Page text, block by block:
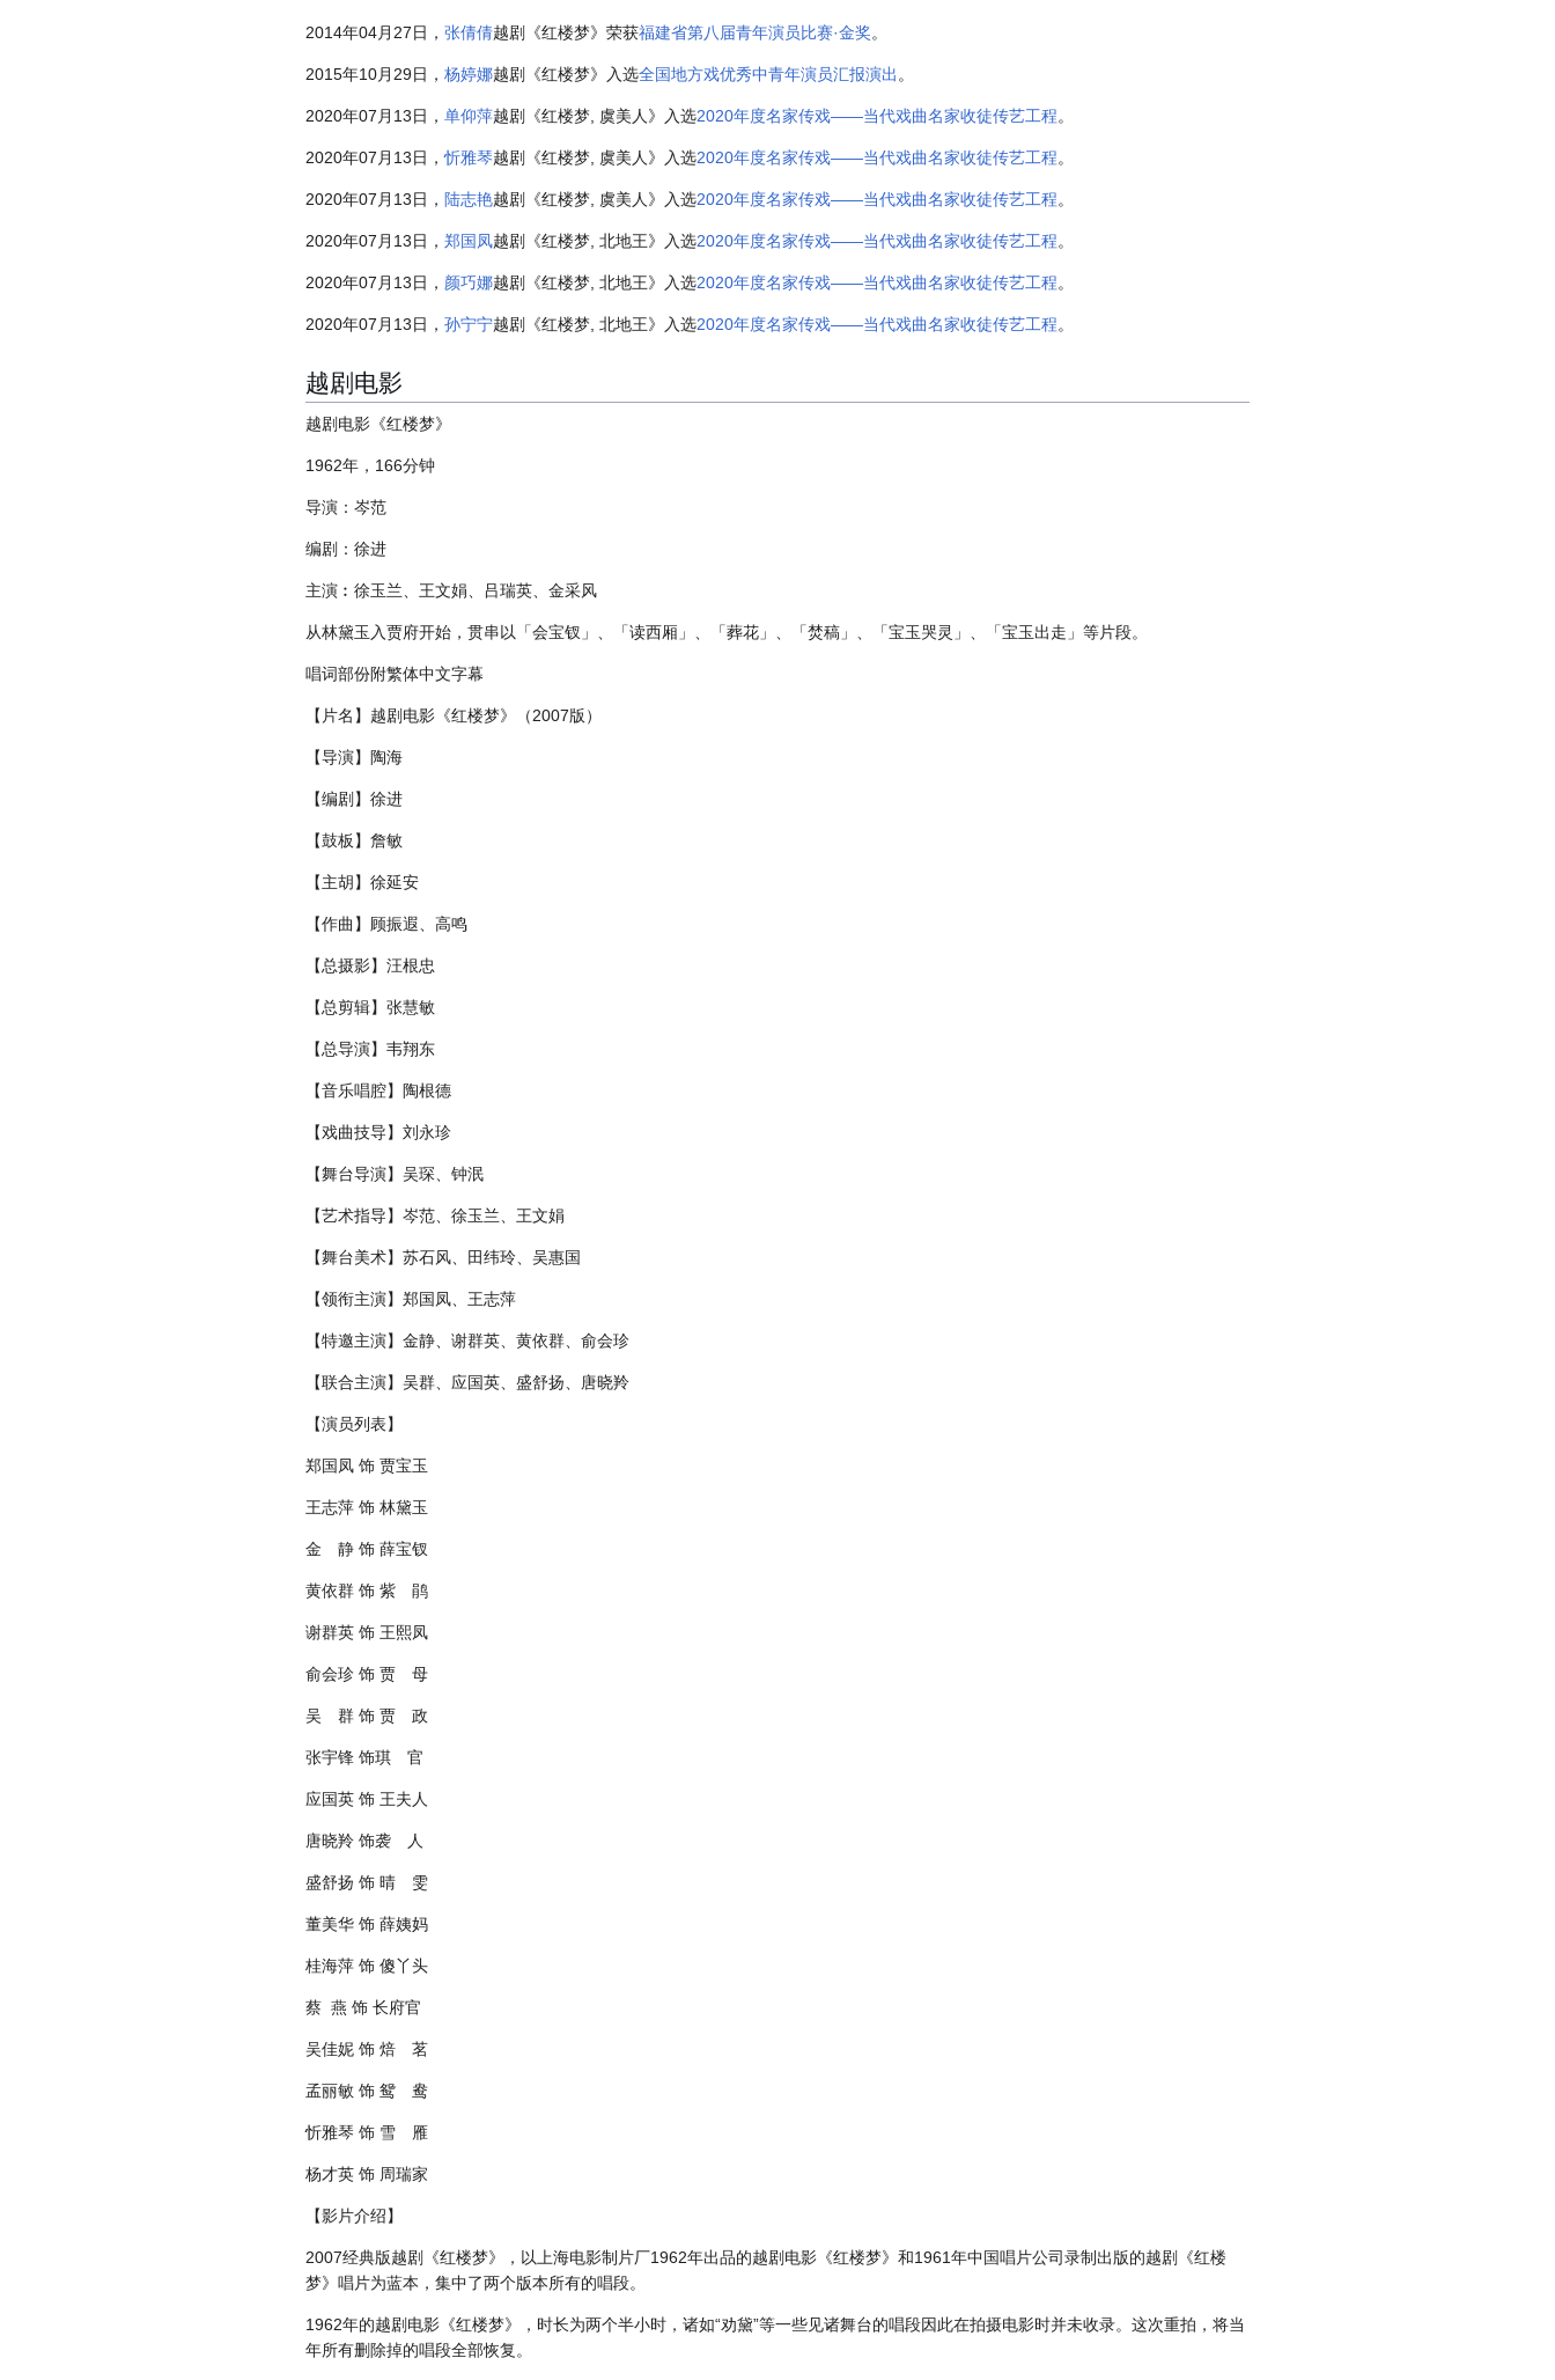
2014年04月27日， 张倩倩越剧《红楼梦》荣获福建省第八届青年演员比赛·金奖。
2015年10月29日， 杨婷娜越剧《红楼梦》入选全国地方戏优秀中青年演员汇报演出。
2020年07月13日， 单仰萍越剧《红楼梦, 虞美人》入选2020年度名家传戏——当代戏曲名家收徒传艺工程。
2020年07月13日，忻雅琴越剧《红楼梦, 虞美人》入选2020年度名家传戏——当代戏曲名家收徒传艺工程。
2020年07月13日， 陆志艳越剧《红楼梦, 虞美人》入选2020年度名家传戏——当代戏曲名家收徒传艺工程。
2020年07月13日， 郑国凤越剧《红楼梦, 北地王》入选2020年度名家传戏——当代戏曲名家收徒传艺工程。
2020年07月13日， 颜巧娜越剧《红楼梦, 北地王》入选2020年度名家传戏——当代戏曲名家收徒传艺工程。
2020年07月13日， 孙宁宁越剧《红楼梦, 北地王》入选2020年度名家传戏——当代戏曲名家收徒传艺工程。
越剧电影
越剧电影《红楼梦》
1962年，166分钟
导演：岑范
编剧：徐进
主演︰徐玉兰、王文娟、吕瑞英、金采风
从林黛玉入贾府开始，贯串以「会宝钗」、「读西厢」、「葬花」、「焚稿」、「宝玉哭灵」、「宝玉出走」等片段。
唱词部份附繁体中文字幕
【片名】越剧电影《红楼梦》（2007版）
【导演】陶海
【编剧】徐进
【鼓板】詹敏
【主胡】徐延安
【作曲】顾振遐、高鸣
【总摄影】汪根忠
【总剪辑】张慧敏
【总导演】韦翔东
【音乐唱腔】陶根德
【戏曲技导】刘永珍
【舞台导演】吴琛、钟泯
【艺术指导】岑范、徐玉兰、王文娟
【舞台美术】苏石风、田纬玲、吴惠国
【领衔主演】郑国凤、王志萍
【特邀主演】金静、谢群英、黄依群、俞会珍
【联合主演】吴群、应国英、盛舒扬、唐晓羚
【演员列表】
郑国凤 饰 贾宝玉
王志萍 饰 林黛玉
金 静 饰 薛宝钗
黄依群 饰 紫 鹃
谢群英 饰 王熙凤
俞会珍 饰 贾 母
吴 群 饰 贾 政
张宇锋 饰琪 官
应国英 饰 王夫人
唐晓羚 饰袭 人
盛舒扬 饰 晴 雯
董美华 饰 薛姨妈
桂海萍 饰 傻丫头
蔡 燕 饰 长府官
吴佳妮 饰 焙 茗
孟丽敏 饰 鸳 鸯
忻雅琴 饰 雪 雁
杨才英 饰 周瑞家
【影片介绍】
2007经典版越剧《红楼梦》，以上海电影制片厂1962年出品的越剧电影《红楼梦》和1961年中国唱片公司录制出版的越剧《红楼
梦》唱片为蓝本，集中了两个版本所有的唱段。
1962年的越剧电影《红楼梦》，时长为两个半小时，诸如“劝黛”等一些见诸舞台的唱段因此在拍摄电影时并未收录。这次重拍，将当
年所有删除掉的唱段全部恢复。